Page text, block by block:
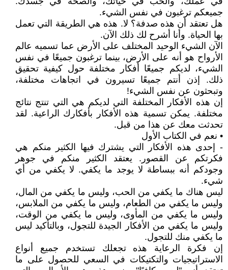
جميعكم ترغبون في نفس الشيء.
هل تعتقد أن هذه صدفة؟ لا. هذه هي الطريقة التي تعمل
بها الحياة. وأنا أشرح لك ذلك الآن.
الآن الشيء الوحيد المختلف على الأرض عما تسميه عالم
الأرواح هو أنه على الأرض، بينما ترغبون جميعًا في نفس
الشيء، لديكم جميعًا أفكار مختلفة حول كيفية تحقيق
ذلك. إذن أنتم جميعًا تسيرون في اتجاهات مختلفة،
وتبحثون عن نفس الشيء!
إن هذه الأفكار المختلفة التي لديكم هي التي تنتج نتائج
مختلفة. يمكن تسمية هذه الأفكار بأفكارك الراعية. لقد
تحدثت معك عن هذا من قبل.
• نعم في الكتاب الأول
- إحدى هذه الأفكار التي يشترك فيها الكثير منكم هي
فكرتكم عن القصور. يعتقد الكثير منكم في جوهر
وجودكم أنه ببساطة لا يوجد ما يكفي. لا يكفي من أي
شيء.
ليس هناك ما يكفي من الحب، وليس ما يكفي من المال،
وليس ما يكفي من الطعام، وليس ما يكفي من الملابس،
وليس ما يكفي من المأوى، وليس ما يكفي من الوقت،
وليس ما يكفي من الأفكار الجيدة للتجول، وبالتأكيد ليس
ما يكفي منك للتجول.
إن فكرة الرعاية هذه تجعلك تستخدم جميع أنواع
الاستراتيجيات والتكتيكات في السعي للحصول على ما